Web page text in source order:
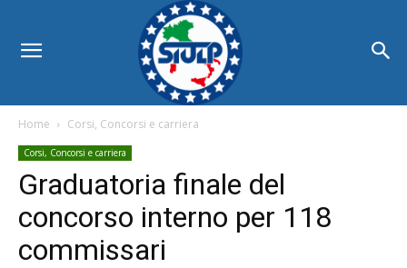
Home Corsi, Concorsi e carriera
Corsi, Concorsi e carriera
Graduatoria finale del
concorso interno per 118
commissari